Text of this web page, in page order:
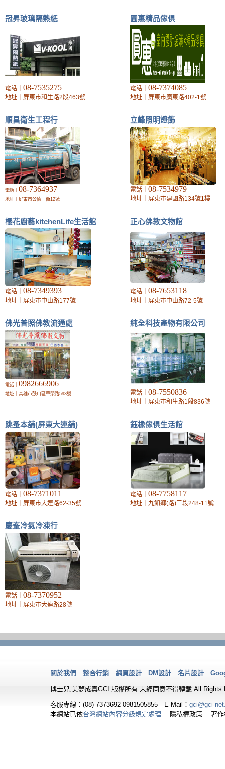
冠昇玻璃隔熱紙
電話｜ 08-7535275
地址｜屏東市和生路2段463號
圓惠精品傢俱
電話｜ 08-7374085
地址｜屏東市廣東路402-1號
順昌衛生工程行
電話｜ 08-7364937
地址｜屏東市公德一街12號
立峰照明燈飾
電話｜ 08-7534979
地址｜屏東市建國路134號1樓
櫻花廚藝kitchenLife生活館
電話｜ 08-7349393
地址｜屏東市中山路177號
正心佛教文物館
電話｜ 08-7653118
地址｜屏東市中山路72-5號
佛光普照佛教流通處
電話｜ 0982666906
地址｜高雄市鼓山區華榮路593號
純全科技產物有限公司
電話｜ 08-7550836
地址｜屏東市和生路1段836號
跳蚤本舖(屏東大連舖)
電話｜ 08-7371011
地址｜屏東市大連路62-35號
鈺橡傢俱生活館
電話｜ 08-7758117
地址｜九如鄉(路)三段248-11號
慶峯冷氣冷凍行
電話｜ 08-7370952
地址｜屏東市大連路28號
關於我們 整合行銷 網頁設計 DM設計 名片設計
博士兒,美夢成真GCI 版權所有 未經同意不得轉載 All Rights
客服專線：(08) 7373692 0981505855 E-Mail： gci@gci-
本網站已依台灣網站內容分級規定處理 隱私權政策 著作